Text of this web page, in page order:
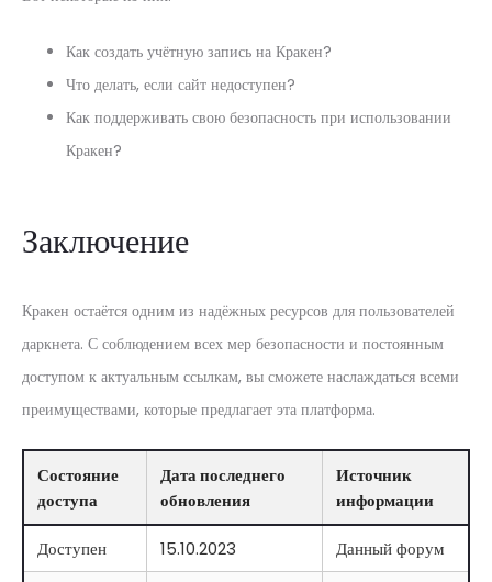
Как создать учётную запись на Кракен?
Что делать, если сайт недоступен?
Как поддерживать свою безопасность при использовании
Кракен?
Заключение
Кракен остаётся одним из надёжных ресурсов для пользователей
даркнета. С соблюдением всех мер безопасности и постоянным
доступом к актуальным ссылкам, вы сможете наслаждаться всеми
преимуществами, которые предлагает эта платформа.
Состояние
доступа
Дата последнего
обновления
Источник
информации
Доступен 15.10.2023
Данный форум